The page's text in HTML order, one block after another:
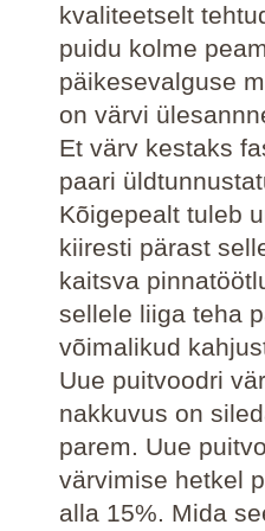
kvaliteetselt
puidu kolme
päikesevalguse
on värvi
Et värv kestaks
paari
Kõigepealt tuleb
kiiresti pärast
kaitsva
sellele liiga teha
võimalikud
Uue puitvoodri
nakkuvus on
parem. Uue
värvimise hetkel
alla 15%. Mida